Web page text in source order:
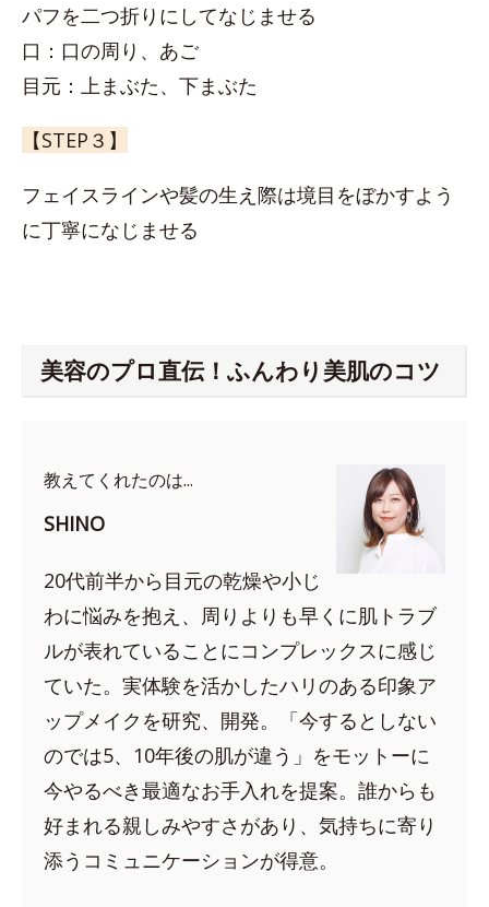
パフを二つ折りにしてなじませる
口：口の周り、あご
目元：上まぶた、下まぶた
【STEP３】
フェイスラインや髪の生え際は境目をぼかすよう
に丁寧になじませる
美容のプロ直伝！ふんわり美肌のコツ
教えてくれたのは...
SHINO
20代前半から目元の乾燥や小じ
わに悩みを抱え、周りよりも早くに肌トラブ
ルが表れていることにコンプレックスに感じ
ていた。実体験を活かしたハリのある印象ア
ップメイクを研究、開発。「今するとしない
のでは5、10年後の肌が違う」をモットーに
今やるべき最適なお手入れを提案。誰からも
好まれる親しみやすさがあり、気持ちに寄り
添うコミュニケーションが得意。